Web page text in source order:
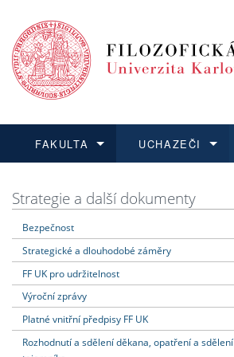
FAKULTA
Dozvědět se více
UCHAZEČI
Podat přihlášku
Dozvědět se více
Dozvědět se více
Dozvědět se více
Strategie a další dokumenty
Bezpečnost
Strategické a dlouhodobé záměry
FF UK pro udržitelnost
Výroční zprávy
Platné vnitřní předpisy FF UK
Rozhodnutí a sdělení děkana, opatření a sdělení